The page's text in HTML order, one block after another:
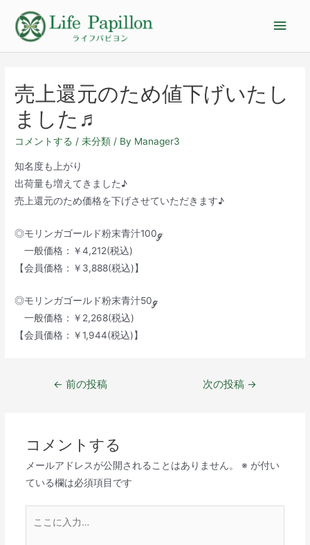
売上還元のため値下げいたし
ました♬
コメントする /未分類 / By Manager3
知名度も上がり
出荷量も増えてきました♪
売上還元のため価格を下げさせていただきます♪
◎モリンガゴールド粉末青汁100ℊ
一般価格：￥4,212(税込)
【会員価格：￥3,888(税込)】
◎モリンガゴールド粉末青汁50ℊ
一般価格：￥2,268(税込)
【会員価格：￥1,944(税込)】
← 前の投稿 次の投稿 →
コメントする
メールアドレスが公開されることはありません。 ※ が付い
ている欄は必須項目です